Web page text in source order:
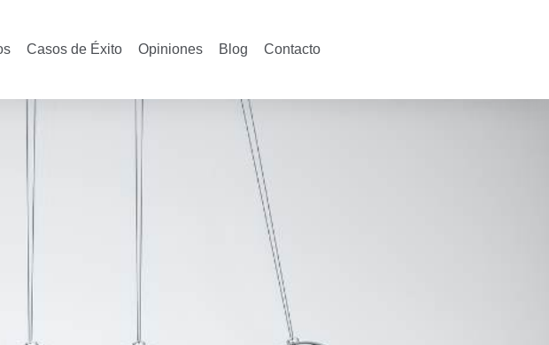
Casos de Éxito Opiniones Blog Contacto